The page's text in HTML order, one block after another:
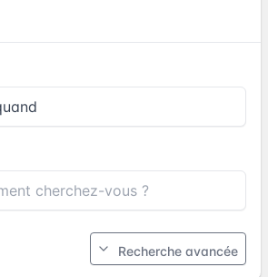
Recherche avancée